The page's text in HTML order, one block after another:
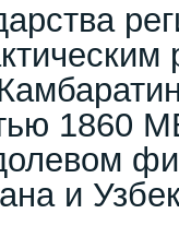
1860
и